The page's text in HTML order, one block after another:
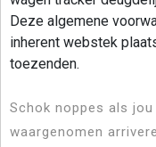
Deze algemene
inherent webstek
toezenden.
Schok noppes als
waargenomen